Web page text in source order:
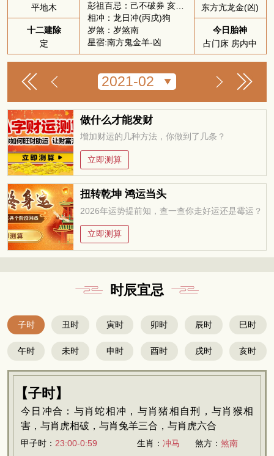
平地木
十二建除
定
相冲：龙日冲(丙戌)狗
岁煞：岁煞南
星宿:南方鬼金羊-凶
东方亢龙金(凶)
今日胎神
占门床 房内中
做什么才能发财
增加财运的几种方法，你做到了几条？
立即测算
扭转乾坤 鸿运当头
2026年运势提前知，查一查你走好运还是霉运？
立即测算
时辰宜忌
子时 丑时 寅时 卯时 辰时 巳时
午时 未时 申时 酉时 戌时 亥时
【子时】
今日冲合：与肖蛇相冲，与肖猪相自刑，与肖猴相
害，与肖虎相破，与肖兔羊三合，与肖虎六合
甲子时： 23:00-0:59 生肖： 冲马 煞方： 煞南